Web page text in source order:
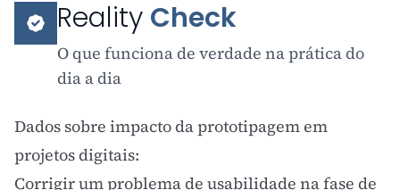
Reality Check
O que funciona de verdade na prática do
dia a dia
Dados sobre impacto da prototipagem em
projetos digitais:
Corrigir um problema de usabilidade na fase de